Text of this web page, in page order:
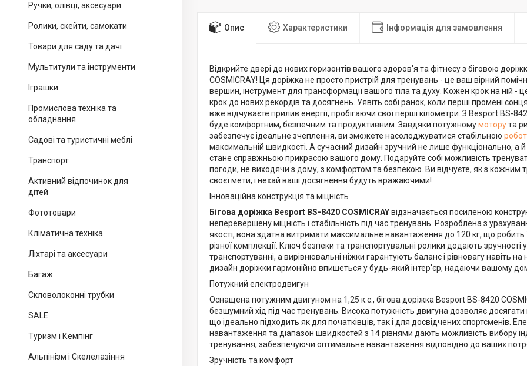
Ручки, олівці, аксесуари
Ролики, скейти, самокати
Товари для саду та дачі
Мультитули та інструменти
Іграшки
Промислова техніка та
обладнання
Садові та туристичні меблі
Транспорт
Активний відпочинок для
дітей
Фототовари
Кліматична техніка
Ліхтарі та аксесуари
Багаж
Скловолоконні трубки
SALE
Туризм і Кемпінг
Альпінізм і Скелелазіння
Опис Характеристики Інформація для замовлення
Відкрийте двері до нових горизонтів вашого здоров'я та фітнесу з біговою
COSMICRAY! Ця доріжка не просто пристрій для тренувань - це ваш вірний
вершин, інструмент для трансформації вашого тіла та духу. Кожен крок на ній -
крок до нових рекордів та досягнень. Уявіть собі ранок, коли перші промені
вже відчуваєте прилив енергії, пробігаючи свої перші кілометри. З Besport BS-
буде комфортним, безпечним та продуктивним. Завдяки потужномумоторута
забезпечує ідеальне зчеплення, ви зможете насолоджуватися стабільною
максимальній швидкості. А сучасний дизайн зручний не лише функціонально, а й
стане справжньою прикрасою вашого дому. Подаруйте собі можливість
погоди, не виходячи з дому, з комфортом та безпекою. Ви відчуєте, як з кожним
своєї мети, і нехай ваші досягнення будуть вражаючими!
Інноваційна конструкція та міцність
Бігова доріжка Besport BS-8420 COSMICRAYвідзначається посиленою
неперевершену міцність і стабільність під час тренувань. Розроблена з
якості, вона здатна витримати максимальне навантаження до 120 кг, що робить
різної комплекції. Ключ безпеки та транспортувальні ролики додають зручності
транспортуванні, а вирівнювальні ніжки гарантують баланс і рівновагу навіть на
дизайн доріжки гармонійно впишеться у будь-який інтер'єр, надаючи вашому
Потужний електродвигун
Оснащена потужним двигуном на 1,25 к.с., бігова доріжка Besport BS-8420
безшумний хід під час тренувань. Висока потужність двигуна дозволяє
що ідеально підходить як для початківців, так і для досвідчених спортсменів.
навантаження та діапазон швидкостей з 14 рівнями дають можливість вибору
тренування, забезпечуючи оптимальне навантаження відповідно до ваших
Зручність та комфорт